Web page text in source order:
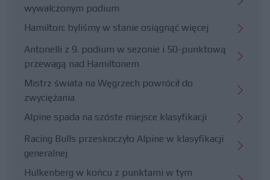
wywalczonym podium
Hamilton: byliśmy w stanie osiągnąć więcej
Antonelli z 9. podium w sezonie i 50-punktową
przewagą nad Hamiltonem
Mistrz świata na Węgrzech powrócił do
zwyciężania
Alpine spada na szóste miejsce klasyfikacji
Racing Bulls przeskoczyło Alpine w klasyfikacji
generalnej
Hulkenberg w końcu z punktami w tym